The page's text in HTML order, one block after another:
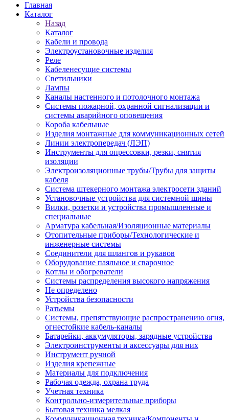
Главная
Каталог
Назад
Каталог
Кабели и провода
Электроустановочные изделия
Реле
Кабеленесущие системы
Светильники
Лампы
Каналы настенного и потолочного монтажа
Системы пожарной, охранной сигнализации и
системы аварийного оповещения
Короба кабельные
Изделия монтажные для коммуникационных сетей
Линии электропередач (ЛЭП)
Инструменты для опрессовки, резки, снятия
изоляции
Электроизоляционные трубы/Трубы для защиты
кабеля
Система штекерного монтажа электросети зданий
Установочные устройства для системной шины
Вилки, розетки и устройства промышленные и
специальные
Арматура кабельная/Изоляционные материалы
Отопительные приборы/Технологические и
инженерные системы
Соединители для шлангов и рукавов
Оборудование паяльное и сварочное
Котлы и обогреватели
Системы распределения высокого напряжения
Не определено
Устройства безопасности
Разъемы
Системы, препятствующие распространению огня,
огнестойкие кабель-каналы
Батарейки, аккумуляторы, зарядные устройства
Электроинструменты и аксессуары для них
Инструмент ручной
Изделия крепежные
Материалы для подключения
Рабочая одежда, охрана труда
Учетная техника
Контрольно-измерительные приборы
Бытовая техника мелкая